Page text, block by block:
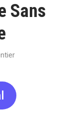
Sans